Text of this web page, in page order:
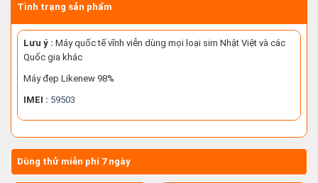
Tình trạng sản phẩm
Lưu ý : Máy quốc tế vĩnh viễn dùng mọi loại sim Nhật Việt và các
Quốc gia khác
Máy đẹp Likenew 98%
IMEI : 59503
Dùng thử miễn phí 7 ngày